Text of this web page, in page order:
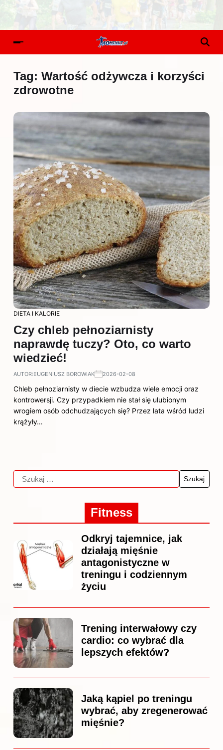
Tag: Wartość odżywcza i korzyści
zdrowotne
DIETA I KALORIE
Czy chleb pełnoziarnisty
naprawdę tuczy? Oto, co warto
wiedzieć!
AUTOR:EUGENIUSZ BOROWIAK 2026-02-08
Chleb pełnoziarnisty w diecie wzbudza wiele emocji oraz
kontrowersji. Czy przypadkiem nie stał się ulubionym
wrogiem osób odchudzających się? Przez lata wśród ludzi
krążyły…
Fitness
Odkryj tajemnice, jak
działają mięśnie
antagonistyczne w
treningu i codziennym
życiu
Trening interwałowy czy
cardio: co wybrać dla
lepszych efektów?
Jaką kąpiel po treningu
wybrać, aby zregenerować
mięśnie?